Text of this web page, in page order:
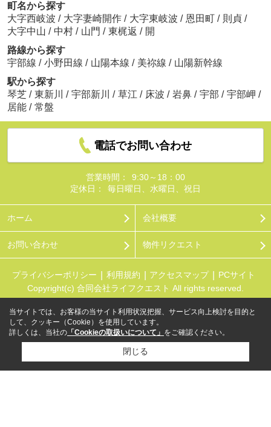
町名から探す
大字西岐波 / 大字妻崎開作 / 大字東岐波 / 恩田町 / 則貞 /
大字中山 / 中村 / 山門 / 東梶返 / 開
路線から探す
宇部線 / 小野田線 / 山陽本線 / 美祢線 / 山陽新幹線
駅から探す
琴芝 / 東新川 / 宇部新川 / 草江 / 床波 / 岩鼻 / 宇部 / 宇部岬 /
居能 / 常盤
電話でお問い合わせ
営業時間：
9:30～18：00
定休日：
毎日曜日、水曜日、祝日
ホーム 会社概要
お問い合わせ 物件リクエスト
プライバシーポリシー 利用規約 アクセスマップ
PCサイト
Copyright(c) 合同会社ライフクエスト All rights reserved.
当サイトでは、お客様の当サイト利用状況把握、サービス向上検討を目的と
して、クッキー（Cookie）を使用しています。
詳しくは、当社の 「Cookieの取扱いについて」 をご確認ください。
閉じる